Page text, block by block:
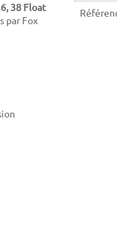
38 Float
par Fox